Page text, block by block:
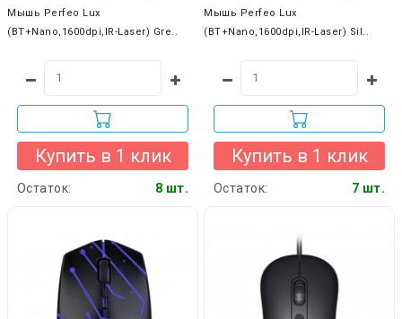
Мышь Perfeo Lux
(BT+Nano,1600dpi,IR-Laser) Gre..
Купить в 1 клик
Остаток: 8 шт.
Мышь Perfeo Lux
(BT+Nano,1600dpi,IR-Laser) Sil..
Купить в 1 клик
Остаток: 7 шт.